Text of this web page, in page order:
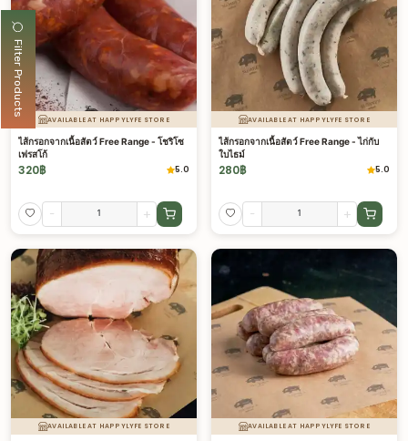
Filter Products
AVAILABLE AT HAPPYLYFE STORE
ไส้กรอกจากเนื้อสัตว์ Free Range - โชริโซ
เฟรสโก้
320฿ 5.0
- +
AVAILABLE AT HAPPYLYFE STORE
ไส้กรอกจากเนื้อสัตว์ Free Range - ไก่กับ
ใบไธม์
280฿ 5.0
- +
AVAILABLE AT HAPPYLYFE STORE AVAILABLE AT HAPPYLYFE STORE